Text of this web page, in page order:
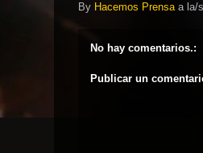
By Hacemos Prensa a la/s
No hay comentarios.:
Publicar un